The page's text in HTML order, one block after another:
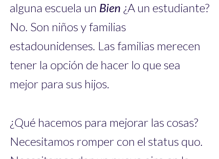
alguna escuela un Bien ¿A un estudiante?
No. Son niños y familias
estadounidenses. Las familias merecen
tener la opción de hacer lo que sea
mejor para sus hijos.
¿Qué hacemos para mejorar las cosas?
Necesitamos romper con el status quo.